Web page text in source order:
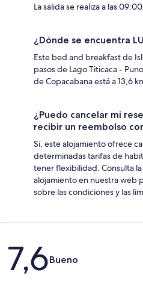
La salida se realiza a las 09:00.
¿Dónde se encuentra
Este bed and breakfast de
pasos de Lago Titicaca -
de Copacabana está a 13,6
¿Puedo cancelar mi
recibir un reembolso
Sí, este alojamiento ofrece
determinadas tarifas de
tener flexibilidad. Consulta
alojamiento en nuestra web
sobre las condiciones y las
Comentarios
7,6Bueno